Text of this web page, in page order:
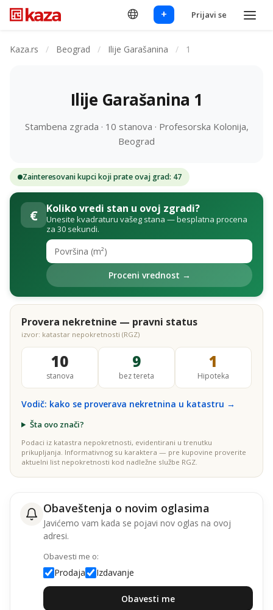
+ Prijavi se
Kaza.rs / Beograd / Ilije Garašanina / 1
Ilije Garašanina 1
Stambena zgrada · 10 stanova · Profesorska Kolonija,
Beograd
Zainteresovani kupci koji prate ovaj grad: 47
€ Koliko vredi stan u ovoj zgradi?
Unesite kvadraturu vašeg stana — besplatna procena
za 30 sekundi.
Proceni vrednost →
Provera nekretnine — pravni status
izvor: katastar nepokretnosti (RGZ)
10
stanova
9
bez tereta
1
Hipoteka
Vodič: kako se proverava nekretnina u katastru →
Šta ovo znači?
Podaci iz katastra nepokretnosti, evidentirani u trenutku
prikupljanja. Informativnog su karaktera — pre kupovine proverite
aktuelni list nepokretnosti kod nadležne službe RGZ.
Obaveštenja o novim oglasima
Javićemo vam kada se pojavi nov oglas na ovoj
adresi.
Obavesti me o:
Prodaja Izdavanje
Obavesti me